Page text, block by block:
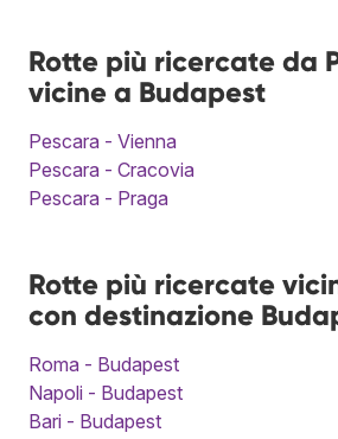
Rotte più ricercate da
vicine a Budapest
Pescara - Vienna
Pescara - Cracovia
Pescara - Praga
Rotte più ricercate
con destinazione
Roma - Budapest
Napoli - Budapest
Bari - Budapest